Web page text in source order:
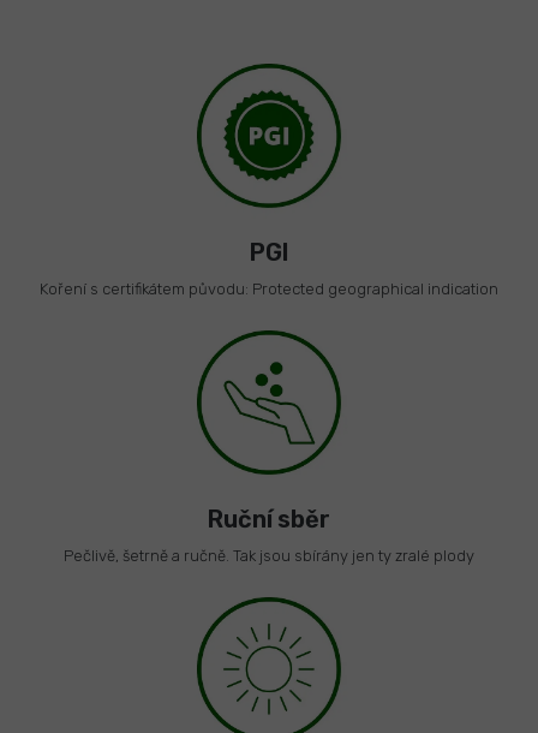
PGI
Koření s certifikátem původu: Protected geographical indication
Ruční sběr
Pečlivě, šetrně a ručně. Tak jsou sbírány jen ty zralé plody